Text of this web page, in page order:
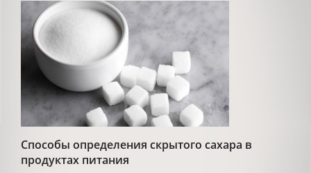
Способы определения скрытого сахара в
продуктах питания